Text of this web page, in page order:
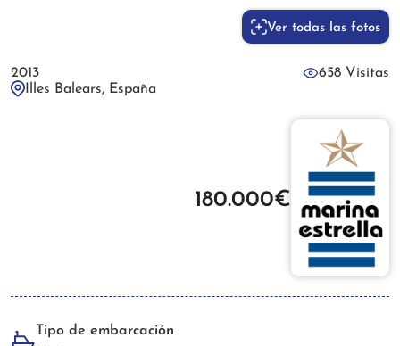
Ver todas las fotos
2013
658 Visitas
Illes Balears, España
180.000€
Tipo de embarcación